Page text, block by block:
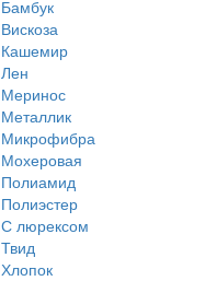
Бамбук
Вискоза
Кашемир
Лен
Меринос
Металлик
Микрофибра
Мохеровая
Полиамид
Полиэстер
С люрексом
Твид
Хлопок